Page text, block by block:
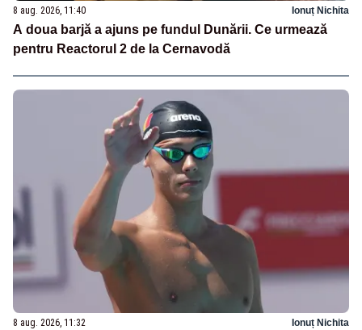
8 aug. 2026, 11:40 Ionuț Nichita
A doua barjă a ajuns pe fundul Dunării. Ce urmează
pentru Reactorul 2 de la Cernavodă
8 aug. 2026, 11:32 Ionuț Nichita